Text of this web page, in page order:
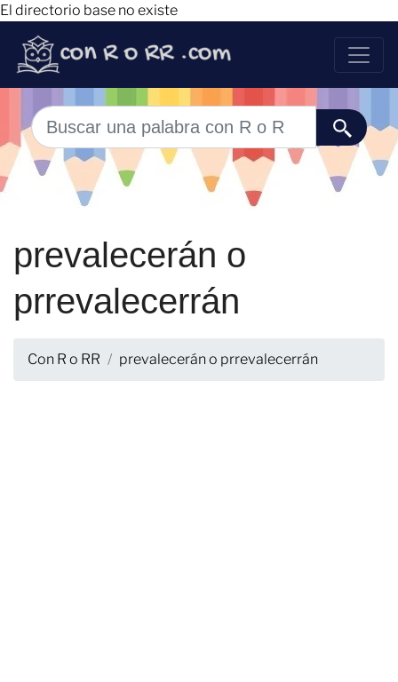
El directorio base no existe
prevalecerán o
prrevalecerrán
Con R o RR prevalecerán o prrevalecerrán